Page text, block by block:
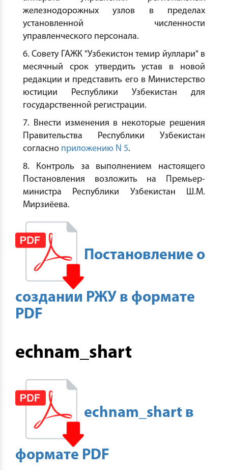
железнодорожных узлов в пределах
установленной численности
управленческого персонала.
6. Совету ГАЖК "Узбекистон темир йуллари" в
месячный срок утвердить устав в новой
редакции и представить его в Министерство
юстиции Республики Узбекистан для
государственной регистрации.
7. Внести изменения в некоторые решения
Правительства Республики Узбекистан
согласно приложению N 5.
8. Контроль за выполнением настоящего
Постановления возложить на Премьер-
министра Республики Узбекистан Ш.М.
Мирзиёева.
Постановление о
создании РЖУ в формате
PDF
echnam_shart
echnam_shart в
формате PDF